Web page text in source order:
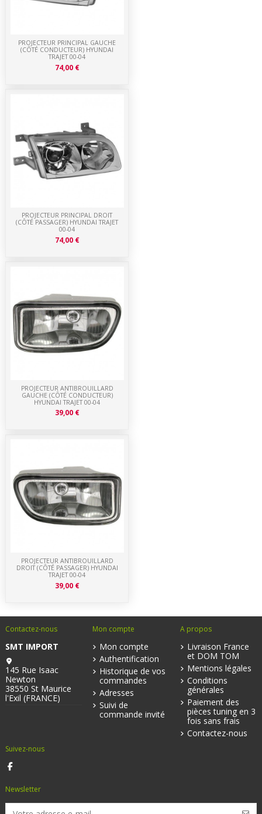
PROJECTEUR ANTIBROUILLARD
DROIT (CÔTÉ PASSAGER) HYUNDAI
TRAJET 00-04
39,00 €
PROJECTEUR ANTIBROUILLARD
GAUCHE (CÔTÉ CONDUCTEUR)
HYUNDAI TRAJET 00-04
39,00 €
PROJECTEUR PRINCIPAL DROIT
(CÔTÉ PASSAGER) HYUNDAI TRAJET
00-04
74,00 €
PROJECTEUR PRINCIPAL GAUCHE
(CÔTÉ CONDUCTEUR) HYUNDAI
TRAJET 00-04
74,00 €
Contactez-nous
SMT IMPORT
145 Rue Isaac
Newton
38550 St Maurice
l'Exil (FRANCE)
Mon compte
Mon compte
Authentification
Historique de vos
commandes
Adresses
Suivi de
commande invité
A propos
Livraison France
et DOM TOM
Mentions légales
Conditions
générales
Paiement des
pièces tuning en 3
fois sans frais
Contactez-nous
Suivez-nous
Newsletter